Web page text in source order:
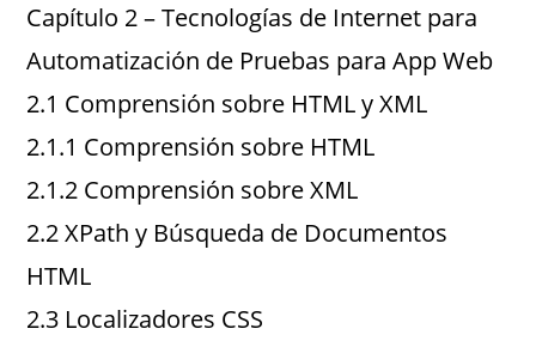
Capítulo 2 – Tecnologías de Internet para
Automatización de Pruebas para App Web
2.1 Comprensión sobre HTML y XML
2.1.1 Comprensión sobre HTML
2.1.2 Comprensión sobre XML
2.2 XPath y Búsqueda de Documentos
HTML
2.3 Localizadores CSS